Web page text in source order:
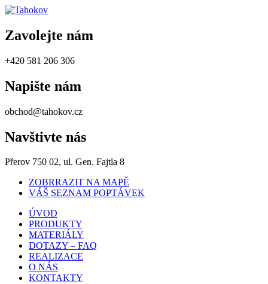
Zavolejte nám
+420 581 206 306
Napište nám
obchod@tahokov.cz
Navštivte nás
Přerov 750 02, ul. Gen. Fajtla 8
ZOBRRAZIT NA MAPĚ
VÁŠ SEZNAM POPTÁVEK
ÚVOD
PRODUKTY
MATERIÁLY
DOTAZY – FAQ
REALIZACE
O NÁS
KONTAKTY